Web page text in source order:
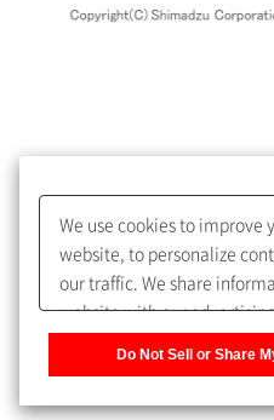
めします。
My SHIMADZU for Analytical
取扱説明書・Webinarなどの
うになります。
We use cookies to improve
website, to personalize
our traffic. We share
website with our
Do Not Sell or Share